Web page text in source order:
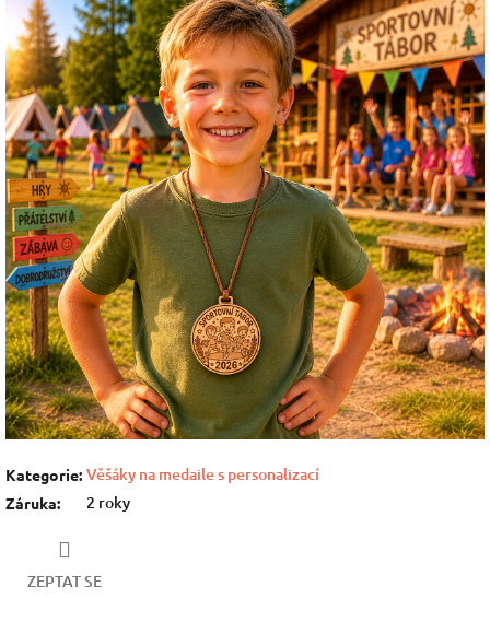
Kategorie: Věšáky na medaile s personalizací
Záruka: 2 roky
ZEPTAT SE